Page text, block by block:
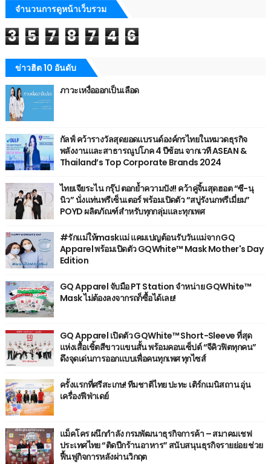
จำนวนการดูหน้าเว็บรวม
3 5 7 8 7 4 6
ข่าวฮิต 10 อันดับ
ภาวะเหงื่อออกเป็นเลือด
กัลฟ์ คว้ารางวัลสุดยอดแบรนด์องค์กรไทยในหมวดธุรกิจ
พลังงานและสาธารณูปโภค 4 ปีซ้อน จากเวที ASEAN &
Thailand’s Top Corporate Brands 2024
ไทยเจียระไน กรุ๊ป ตอกย้ำความปัง!! คว้าคู่จิ้นสุดฮอต “ซี-นุ
นิว” นั่งแท่นพรีเซ็นเตอร์ พร้อมเปิดตัว “สบู่รังนกพรีเมี่ยม”
POYD ผลิตภัณฑ์สำหรับทุกกลุ่มและทุกเพศ
#รักแม่ให้maskแม่ แคมเปญต้อนรับวันแม่จาก GQ
Apparel พร้อมเปิดตัว GQWhite™ Mask Mother's Day
Edition
GQ Apparel จับมือ PT Station จำหน่าย GQWhite™
Mask ไม่ต้องลงจากรถก็ซื้อได้เลย!
GQ Apparel เปิดตัว GQWhite™ Short-Sleeve ที่สุด
แห่งเสื้อเชิ้ตสีขาวแขนสั้น พร้อมคอนเซ็ปต์ “จีคิวฟิตทุกคน”
ดึงจุดเด่นการออกแบบเพื่อคนทุกเพศ ทุกไซส์
ครั้งแรกที่ศรีสะเกษ! ทีมชาติไทย ปะทะ เติร์กเมนิสถาน อุ่น
เครื่องฟีฟ่าเดย์
แม็คโคร ผนึกกำลัง กรมพัฒนาธุรกิจการค้า – สมาคมเชฟ
ประเทศไทย “ติดปีกร้านอาหาร” สนับสนุนธุรกิจรายย่อย ช่วย
ฟื้นฟูกิจการหลังผ่านวิกฤต